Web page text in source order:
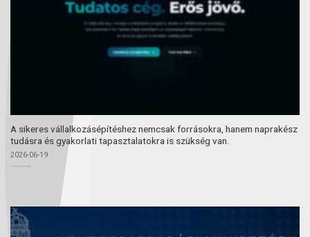
A sikeres vállalkozásépítéshez nemcsak forrásokra, hanem naprakész
tudásra és gyakorlati tapasztalatokra is szükség van.
2026-06-19